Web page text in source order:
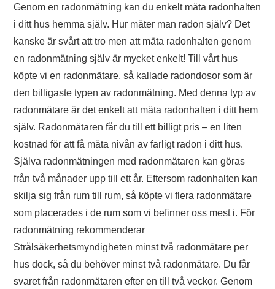
Genom en radonmätning kan du enkelt mäta radonhalten
i ditt hus hemma själv. Hur mäter man radon själv? Det
kanske är svårt att tro men att mäta radonhalten genom
en radonmätning själv är mycket enkelt! Till vårt hus
köpte vi en radonmätare, så kallade radondosor som är
den billigaste typen av radonmätning. Med denna typ av
radonmätare är det enkelt att mäta radonhalten i ditt hem
själv. Radonmätaren får du till ett billigt pris – en liten
kostnad för att få mäta nivån av farligt radon i ditt hus.
Själva radonmätningen med radonmätaren kan göras
från två månader upp till ett år. Eftersom radonhalten kan
skilja sig från rum till rum, så köpte vi flera radonmätare
som placerades i de rum som vi befinner oss mest i. För
radonmätning rekommenderar
Strålsäkerhetsmyndigheten minst två radonmätare per
hus dock, så du behöver minst två radonmätare. Du får
svaret från radonmätaren efter en till två veckor. Genom